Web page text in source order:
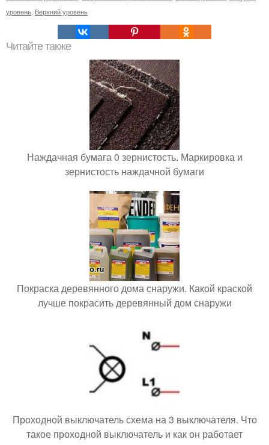
уровень Верхний уровень
Читайте также
Наждачная бумага 0 зернистость. Маркировка и
зернистость наждачной бумаги
Покраска деревянного дома снаружи. Какой краской
лучше покрасить деревянный дом снаружи
Проходной выключатель схема на 3 выключателя. Что
такое проходной выключатель и как он работает